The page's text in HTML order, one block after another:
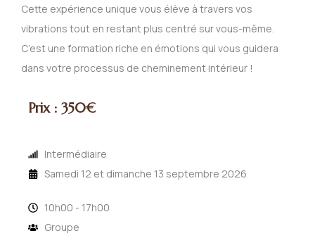
Cette expérience unique vous élève à travers vos
vibrations tout en restant plus centré sur vous-même.
C’est une formation riche en émotions qui vous guidera
dans votre processus de cheminement intérieur !
Prix : 350€
Intermédiaire
Samedi 12 et dimanche 13 septembre 2026
10h00 - 17h00
Groupe